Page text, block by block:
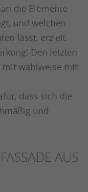
die Elemente
und welchen
lässt, erzielt
Den letzten
wahlweise mit
dass sich die
und
AUS